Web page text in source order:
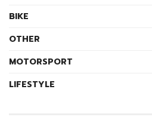
BIKE
OTHER
MOTORSPORT
LIFESTYLE